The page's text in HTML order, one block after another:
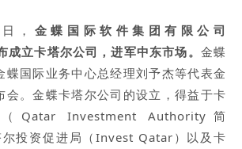
， 金蝶国际软件集团有限公司
成立卡塔尔公司，进军中东市场。 金蝶
蝶国际业务中心总经理刘予杰等代表金
会。金蝶卡塔尔公司的设立，得益于卡
Qatar Investment Authority简
尔投资促进局（Invest Qatar）以及卡